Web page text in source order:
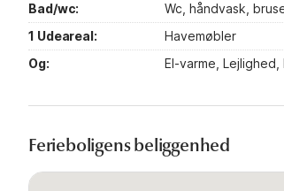
Bad/wc:
Wc, håndvask,
1 Udeareal:
Havemøbler
Og:
El-varme,
Ferieboligens beliggenhed